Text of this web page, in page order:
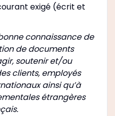
exigé (écrit et
connaissance de
de documents
soutenir et/ou
clients, employés
ainsi qu’à
étrangères